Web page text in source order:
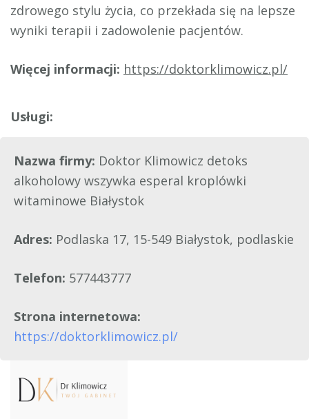
zdrowego stylu życia, co przekłada się na lepsze
wyniki terapii i zadowolenie pacjentów.
Więcej informacji: https://doktorklimowicz.pl/
Nazwa firmy: Doktor Klimowicz detoks
alkoholowy wszywka esperal kroplówki
witaminowe Białystok
Adres: Podlaska 17, 15-549 Białystok, podlaskie
Telefon: 577443777
Strona internetowa:
https://doktorklimowicz.pl/